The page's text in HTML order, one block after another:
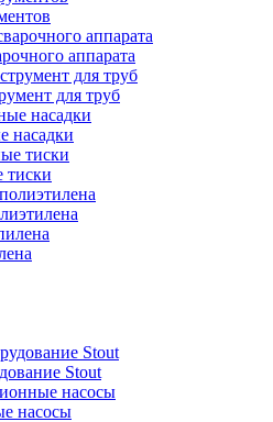
аппарата
для труб
насадки
тиски
Stout
насосы
насосы